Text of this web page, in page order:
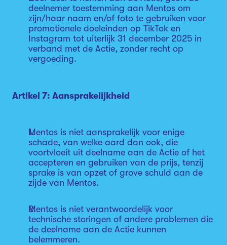
deelnemer toestemming aan Mentos om
zijn/haar naam en/of foto te gebruiken voor
promotionele doeleinden op TikTok en
Instagram tot uiterlijk 31 december 2025 in
verband met de Actie, zonder recht op
vergoeding.
Artikel 7: Aansprakelijkheid
Mentos is niet aansprakelijk voor enige
schade, van welke aard dan ook, die
voortvloeit uit deelname aan de Actie of het
accepteren en gebruiken van de prijs, tenzij
sprake is van opzet of grove schuld aan de
zijde van Mentos.
Mentos is niet verantwoordelijk voor
technische storingen of andere problemen die
de deelname aan de Actie kunnen
belemmeren.